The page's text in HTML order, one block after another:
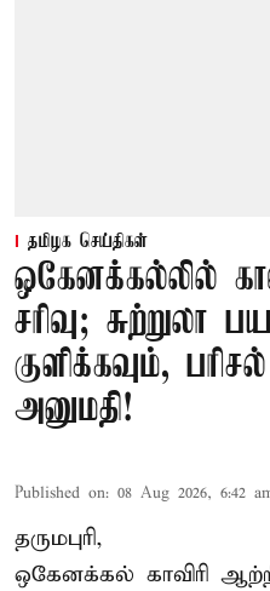
தமிழக செய்திகள்
ஒகேனக்கல்லில்
சரிவு; சுற்றுலா
குளிக்கவும்,
அனுமதி!
Published on: 08 Aug 2026, 6:42
தருமபுரி,
ஒகேனக்கல் காவிரி